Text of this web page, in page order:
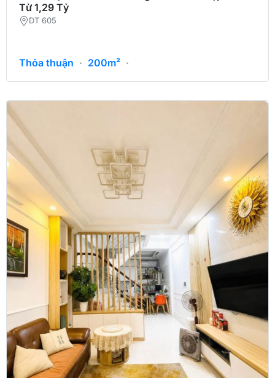
Từ 1,29 Tỷ
DT 605
Thỏa thuận · 200m² ·